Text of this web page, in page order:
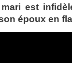
est
époux en